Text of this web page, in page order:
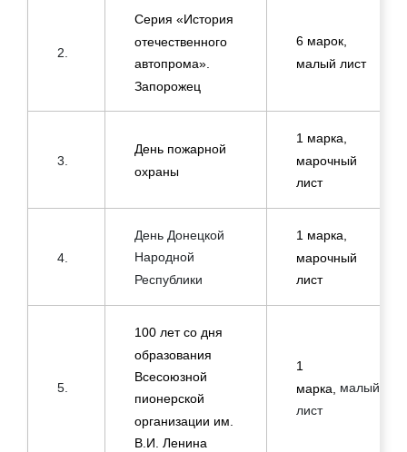
2.
Серия «История
отечественного
автопрома».
Запорожец
6 марок,
малый лист
3.
День пожарной
охраны
1 марка,
марочный
лист
4.
День Донецкой
Народной
Республики
1 марка,
марочный
лист
5.
100 лет со дня
образования
Всесоюзной
пионерской
организации им.
В.И. Ленина
1
марка, малый
лист